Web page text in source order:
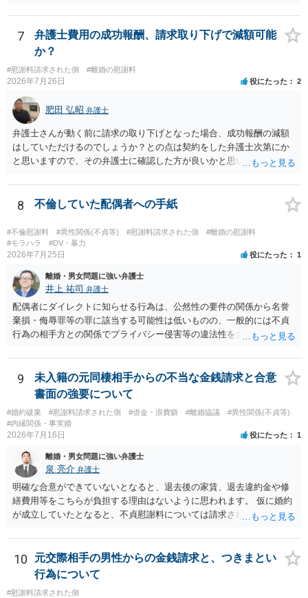
響、離婚・別居の有無、証拠関係等によって判断されます。 ご記載の
ように、LINEのやり取りと数回の食事のみで性交渉がないのであれ
ば、原則として不貞慰謝料支払義務は否定されます。他方で、性交渉
がない場合でも、親密なやり取りの内容や関係の態様によっては、婚
姻共同生活の平穏を害したとして、例外的に慰謝料支払義務が肯定さ
れることもあります。 すでに弁護士に依頼されているのであれば、車
の購入事情も含めて説明し、支払能力の問題と、そもそもの慰謝料額
の相当性を分けて交渉してもらう方がよいでしょう。
7
弁護士費用の成功報酬、請求取り下げで減額可能
か？
#慰謝料請求された側 #離婚の慰謝料
2026年7月26日 役にたった 2
肥田 弘昭 弁護士
弁護士さんが動く前に請求の取り下げとなった場合、成功報酬の減額
はしていただけるのでしょうか？との点は契約をした弁護士次第にか
と思いますので、その弁護士に確認した方が良いかと思います。ご参
8 不倫していた配偶者への手紙
#不倫慰謝料 #異性関係(不貞等) #慰謝料請求された側
#離婚の慰謝料
#モラハラ
#DV・暴力
2026年7月25日 役にたった 1
離婚・男女問題に強い弁護士
井上 祐司 弁護士
配偶者にダイレクトに知らせる行為は、公然性の要件の関係から名誉
棄損・侮辱罪等の罪に該当する可能性は低いものの、一般的には不貞
行為の相手方との関係でプライバシー侵害等の違法性を含む行為で
ため、弁護士としては推奨しないことが一般的かと思います。
9
未入籍の元同棲相手からの不当な金銭請求と合意
書面の強要について
#婚約破棄 #慰謝料請求された側 #借金・浪費癖 #離婚協議
#異性関係(不貞等)
#内縁関係・事実婚
2026年7月16日 役にたった 1
離婚・男女問題に強い弁護士
泉 亮介 弁護士
明確な合意ができていないとなると、退去後の家賃、退去違約金や修
繕費用等をこちらが負担する理由はないように思われます。 仮に婚約
が成立していたとなると、不貞慰謝料については請求される可能性が
れば早めに弁護士に相談し、弁護士から回答をさせると良いでしょ
う。
10
元交際相手の男性からの金銭請求と、つきまとい
行為について
#慰謝料請求された側